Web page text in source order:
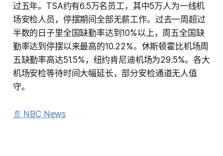
过五年。TSA约有6.5万名员工，其中5万人为一线机
场安检人员，停摆期间全部无薪工作。过去一周超过
半数的日子里全国缺勤率达到10%以上，周五全国缺
勤率达到停摆以来最高的10.22%。休斯顿霍比机场周
五缺勤率高达51.5%，纽约肯尼迪机场为29.5%。各大
机场安检等待时间大幅延长，部分安检通道无人值
守。
📄 NBC News